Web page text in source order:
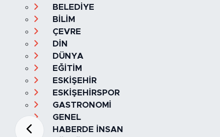
BELEDİYE
BİLİM
ÇEVRE
DİN
DÜNYA
EĞİTİM
ESKİŞEHİR
ESKİŞEHİRSPOR
GASTRONOMİ
GENEL
HABERDE İNSAN